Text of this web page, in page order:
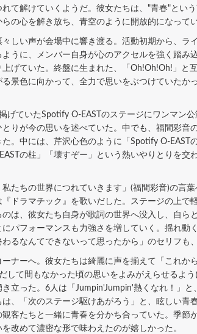
て解けていくようだ。彼女たちは、"青春"とい
の心を解き放ち、青空のように開放的になって
しい声が会場中に響き渡る。活動初期から、ラ
うに、メンバー自身が心のアクセルを強く踏
げていた。終盤に生まれた、「Oh!Oh!Oh!」
景色に向かって、全力で思いをぶつけていたかっ
げていたSpotify O-EASTのステージにワンマン
りが今の思いを述べていた。中でも、福間彩
。中には、芹沢心色のように「Spotify O-EAST
の柱」「壊すぞー」という熱いやりとりを交
たちの世界につれていきます」(福間彩音)の言
ドラマチック』を歌いだした。ステージの上
は、彼女たち自身が歌詞の世界へ没入し、自
パフォーマンスも力強さを増していく。揺れ
るなんてできないって思ったから」のセリフも
ナーへ。彼女たちは綺麗に声を揃えて「これか
して間もなかった頃の思いをよみがえらせるよ
立った。6人は「Jumpin'Jumpin'熱くなれ！」
、「次のステージ駆けあがろう」と、眩しい
客たちと一緒に青春を分かち合っていた。季
改めて濃密な形で味わえたのが嬉しかった。